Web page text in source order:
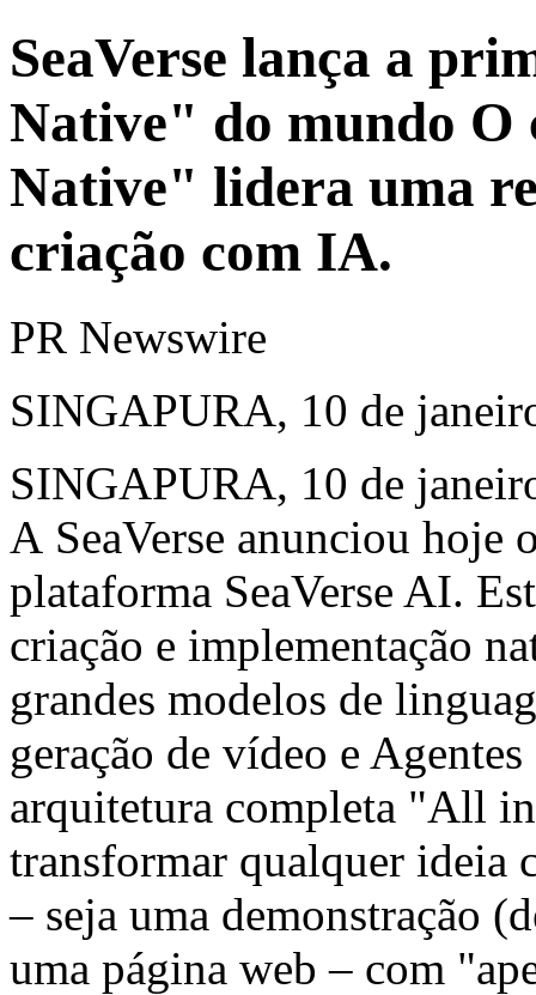
SeaVerse lança a
Native" do mundo
Native" lidera uma
criação com IA.
PR Newswire
SINGAPURA, 10 de
SINGAPURA, 10 de
A SeaVerse anunciou hoje
plataforma SeaVerse AI.
criação e implementação
grandes modelos de
geração de vídeo e
arquitetura completa "All
transformar qualquer ideia
– seja uma demonstração
uma página web – com